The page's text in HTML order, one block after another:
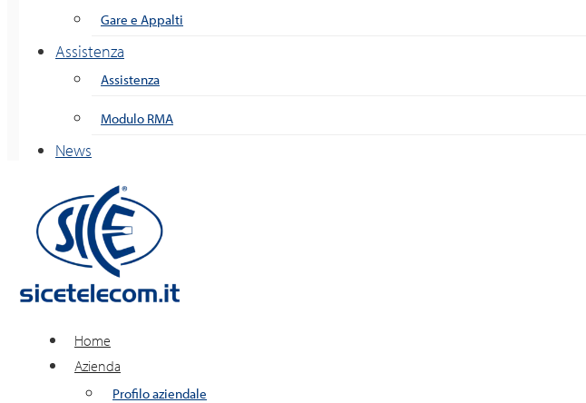
Gare e Appalti
Assistenza
Assistenza
Modulo RMA
News
Home
Azienda
Profilo aziendale